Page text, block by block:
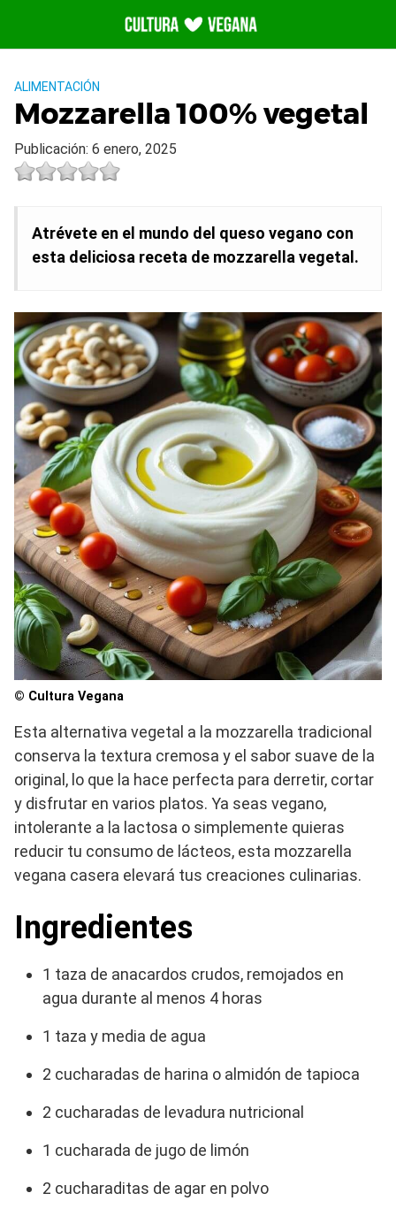
contenido
ALIMENTACIÓN
Mozzarella 100% vegetal
Publicación: 6 enero, 2025
Atrévete en el mundo del queso vegano con
esta deliciosa receta de mozzarella vegetal.
© Cultura Vegana
Esta alternativa vegetal a la mozzarella tradicional
conserva la textura cremosa y el sabor suave de la
original, lo que la hace perfecta para derretir, cortar
y disfrutar en varios platos. Ya seas vegano,
intolerante a la lactosa o simplemente quieras
reducir tu consumo de lácteos, esta mozzarella
vegana casera elevará tus creaciones culinarias.
Ingredientes
1 taza de anacardos crudos, remojados en
agua durante al menos 4 horas
1 taza y media de agua
2 cucharadas de harina o almidón de tapioca
2 cucharadas de levadura nutricional
1 cucharada de jugo de limón
2 cucharaditas de agar en polvo